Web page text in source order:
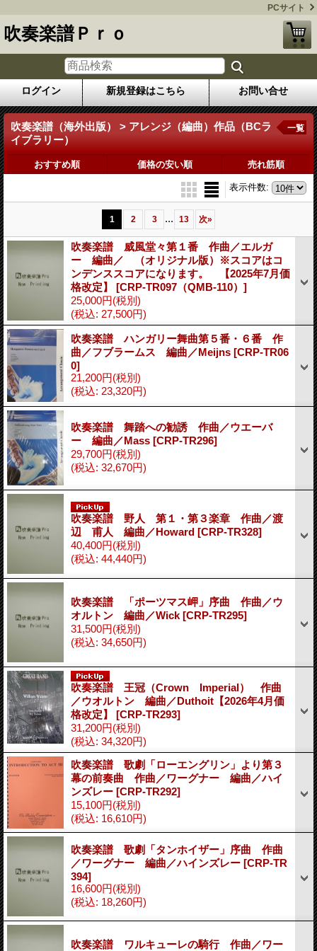
PCサイト
吹奏楽譜Ｐｒｏ
ログイン 新規登録はこちら お問い合せ
吹奏楽譜（海外出版） > アレンジ（編曲）作品（BCラ
イブラリー）
一覧
おすすめ順 価格の安い順 売れ筋順
表示件数:
1 2 3 ... 13 次»
吹奏楽譜 威風堂々第１番 作曲／エルガ
ー 編曲／ （オリジナル版）※スコアはコ
ンデンススコアになります。 【2025年7月価
格改定】 [CRP-TR097（QMB-110）]
25,000円(税別)
(税込: 27,500円)
吹奏楽譜 ハンガリー舞曲第５番・６番 作
曲／フブラームス 編曲／Meijns [CRP-TR06
0]
21,200円(税別)
(税込: 23,320円)
吹奏楽譜 舞踏への勧誘 作曲／ウエーバ
ー 編曲／Mass [CRP-TR296]
29,700円(税別)
(税込: 32,670円)
吹奏楽譜 野人 第１・第３楽章 作曲／渡
辺 甫人 編曲／Howard [CRP-TR328]
40,400円(税別)
(税込: 44,440円)
吹奏楽譜 「ポーツマス岬」序曲 作曲／ウ
オルトン 編曲／Wick [CRP-TR295]
31,500円(税別)
(税込: 34,650円)
吹奏楽譜 王冠（Crown Imperial） 作曲
／ウオルトン 編曲／Duthoit【2026年4月価
格改定】 [CRP-TR293]
31,200円(税別)
(税込: 34,320円)
吹奏楽譜 歌劇「ローエングリン」より第３
幕の前奏曲 作曲／ワーグナー 編曲／ハイ
ンズレー [CRP-TR292]
15,100円(税別)
(税込: 16,610円)
吹奏楽譜 歌劇「タンホイザー」序曲 作曲
／ワーグナー 編曲／ハインズレー [CRP-TR
394]
16,600円(税別)
(税込: 18,260円)
吹奏楽譜 ワルキューレの騎行 作曲／ワー